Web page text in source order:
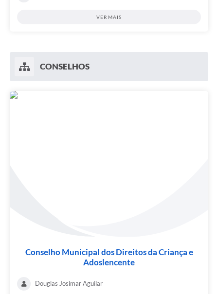
VER MAIS
CONSELHOS
Conselho Municipal dos Direitos da Criança e
Adoslencente
Douglas Josimar Aguilar